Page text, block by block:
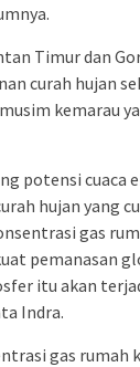
Timur dan
curah hujan
kemarau
potensi cuaca
hujan yang
gas
pemanasan
itu akan
Indra.
gas rumah